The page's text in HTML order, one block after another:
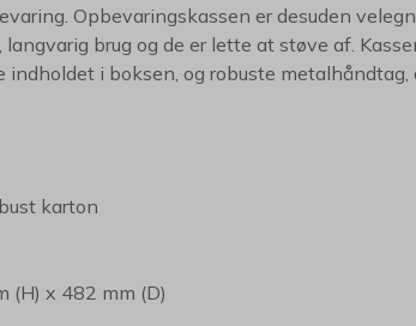
Opbevaringskassen er desuden
langvarig brug og de er lette at støve af.
indholdet i boksen, og robuste
karton
(H) x 482 mm (D)